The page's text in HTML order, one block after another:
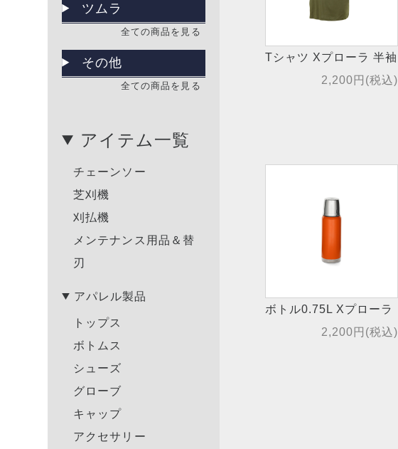
ツムラ
全ての商品を見る
その他
全ての商品を見る
アイテム一覧
チェーンソー
芝刈機
刈払機
メンテナンス用品＆替
刃
アパレル製品
トップス
ボトムス
シューズ
グローブ
キャップ
アクセサリー
Tシャツ Xプローラ 半袖
2,200円(税込)
ボトル0.75L Xプローラ
2,200円(税込)